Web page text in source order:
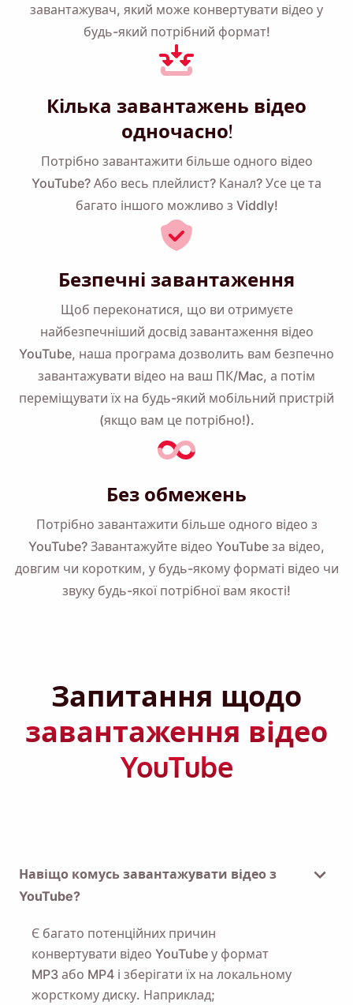
завантажувач, який може конвертувати відео у
будь-який потрібний формат!
Кілька завантажень відео
одночасно!
Потрібно завантажити більше одного відео
YouTube? Або весь плейлист? Канал? Усе це та
багато іншого можливо з Viddly!
Безпечні завантаження
Щоб переконатися, що ви отримуєте
найбезпечніший досвід завантаження відео
YouTube, наша програма дозволить вам безпечно
завантажувати відео на ваш ПК/Mac, а потім
переміщувати їх на будь-який мобільний пристрій
(якщо вам це потрібно!).
Без обмежень
Потрібно завантажити більше одного відео з
YouTube? Завантажуйте відео YouTube за відео,
довгим чи коротким, у будь-якому форматі відео чи
звуку будь-якої потрібної вам якості!
Запитання щодо
завантаження відео
YouTube
Навіщо комусь завантажувати відео з
YouTube?
Є багато потенційних причин
конвертувати відео YouTube у формат
MP3 або MP4 і зберігати їх на локальному
жорсткому диску. Наприклад;